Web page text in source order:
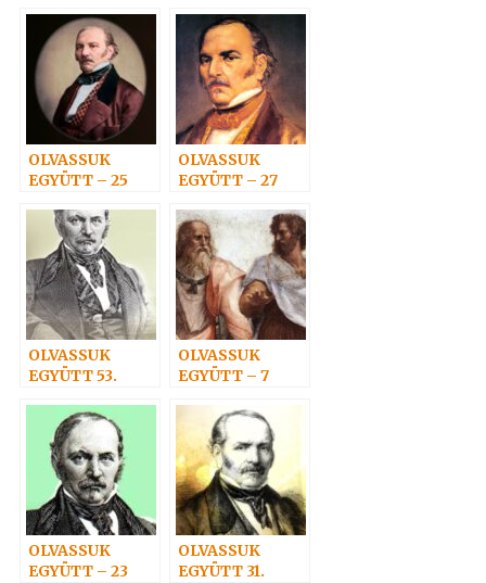
OLVASSUK
EGYÜTT – 25
OLVASSUK
EGYÜTT – 27
OLVASSUK
EGYÜTT 53.
OLVASSUK
EGYÜTT – 7
OLVASSUK
EGYÜTT – 23
OLVASSUK
EGYÜTT 31.